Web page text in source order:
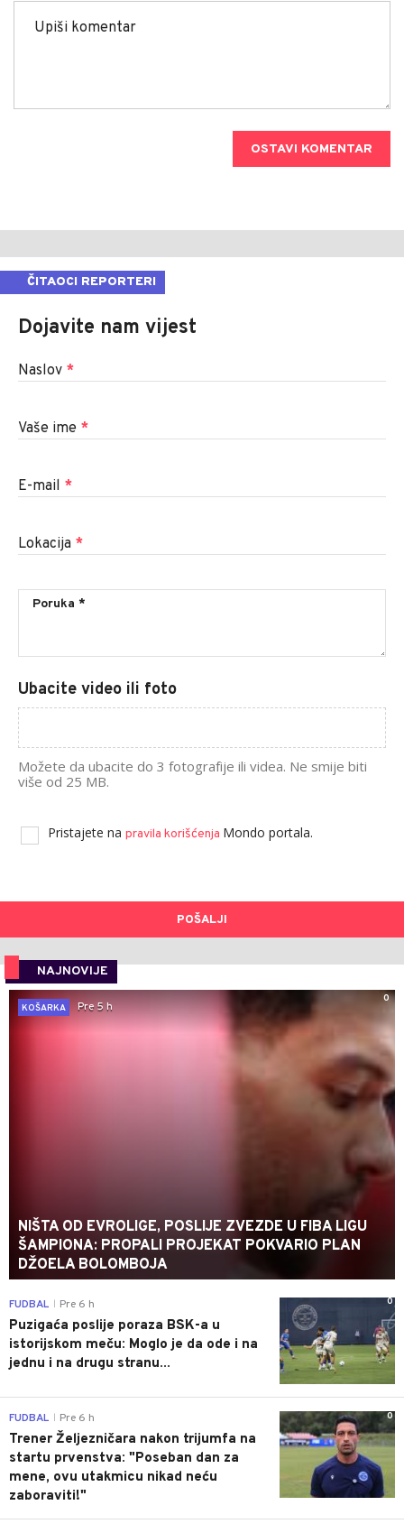
OSTAVI KOMENTAR
ČITAOCI REPORTERI
Dojavite nam vijest
Naslov *
Vaše ime *
E-mail *
Lokacija *
Ubacite video ili foto
Možete da ubacite do 3 fotografije ili videa. Ne smije biti
više od 25 MB.
Pristajete na pravila korišćenja Mondo portala.
POŠALJI
NAJNOVIJE
0
KOŠARKA
Pre 5 h
NIŠTA OD EVROLIGE, POSLIJE ZVEZDE U FIBA LIGU
ŠAMPIONA: PROPALI PROJEKAT POKVARIO PLAN
DŽOELA BOLOMBOJA
0
FUDBAL Pre 6 h
Puzigaća poslije poraza BSK-a u
istorijskom meču: Moglo je da ode i na
jednu i na drugu stranu...
0
FUDBAL Pre 6 h
Trener Željezničara nakon trijumfa na
startu prvenstva: "Poseban dan za
mene, ovu utakmicu nikad neću
zaboraviti!"